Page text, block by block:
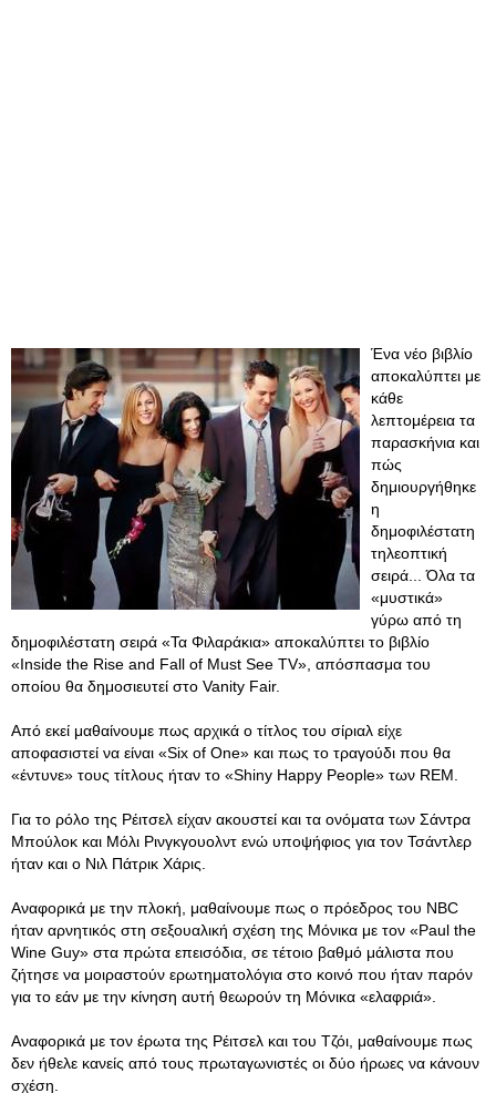
Ένα νέο βιβλίο
αποκαλύπτει με
κάθε
λεπτομέρεια τα
παρασκήνια και
πώς
δημιουργήθηκε
η
δημοφιλέστατη
τηλεοπτική
σειρά... Όλα τα
«μυστικά»
γύρω από τη
δημοφιλέστατη σειρά «Τα Φιλαράκια» αποκαλύπτει το βιβλίο
«Ιnside the Rise and Fall of Must See TV», απόσπασμα του
οποίου θα δημοσιευτεί στο Vanity Fair.
Από εκεί μαθαίνουμε πως αρχικά ο τίτλος του σίριαλ είχε
αποφασιστεί να είναι «Six of One» και πως το τραγούδι που θα
«έντυνε» τους τίτλους ήταν το «Shiny Happy People» των REM.
Για το ρόλο της Ρέιτσελ είχαν ακουστεί και τα ονόματα των Σάντρα
Μπούλοκ και Μόλι Ρινγκγουολντ ενώ υποψήφιος για τον Τσάντλερ
ήταν και ο Νιλ Πάτρικ Χάρις.
Αναφορικά με την πλοκή, μαθαίνουμε πως ο πρόεδρος του ΝBC
ήταν αρνητικός στη σεξουαλική σχέση της Μόνικα με τον «Paul the
Wine Guy» στα πρώτα επεισόδια, σε τέτοιο βαθμό μάλιστα που
ζήτησε να μοιραστούν ερωτηματολόγια στο κοινό που ήταν παρόν
για το εάν με την κίνηση αυτή θεωρούν τη Μόνικα «ελαφριά».
Αναφορικά με τον έρωτα της Ρέιτσελ και του Τζόι, μαθαίνουμε πως
δεν ήθελε κανείς από τους πρωταγωνιστές οι δύο ήρωες να κάνουν
σχέση.